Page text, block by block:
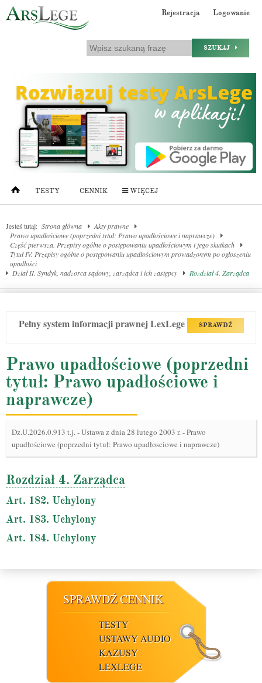
Rejestracja Logowanie
SZUKAJ
TESTY CENNIK WIĘCEJ
Jesteś tutaj: Strona główna
Akty prawne
Prawo upadłościowe (poprzedni tytuł: Prawo upadłościowe i naprawcze)
Część pierwsza. Przepisy ogólne o postępowaniu upadłościowym i jego skutkach
Tytuł IV. Przepisy ogólne o postępowaniu upadłościowym prowadzonym po ogłoszeniu
upadłości
Dział II. Syndyk, nadzorca sądowy, zarządca i ich zastępcy
Rozdział 4. Zarządca
Pełny system informacji prawnej LexLege SPRAWDŹ
Prawo upadłościowe (poprzedni
tytuł: Prawo upadłościowe i
naprawcze)
Dz.U.2026.0.913 t.j.-Ustawa z dnia 28 lutego 2003 r. - Prawo
upadłościowe (poprzedni tytuł: Prawo upadłosciowe i naprawcze)
Rozdział 4. Zarządca
Art. 182. Uchylony
Art. 183. Uchylony
Art. 184. Uchylony
SPRAWDŹ CENNIK
TESTY
USTAWY AUDIO
KAZUSY
LEXLEGE